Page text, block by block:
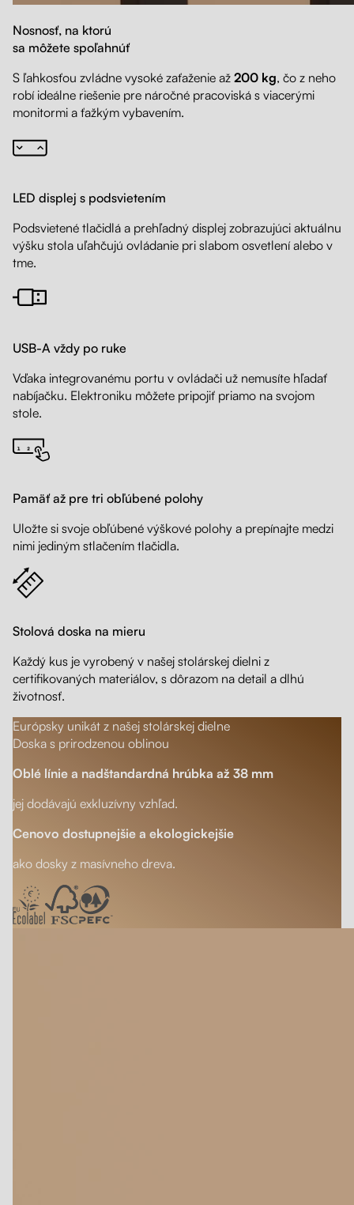
Nosnosť, na ktorú
sa môžete spoľahnúť
S ľahkosťou zvládne vysoké zaťaženie až 200 kg, čo z neho
robí ideálne riešenie pre náročné pracoviská s viacerými
monitormi a ťažkým vybavením.
LED displej s podsvietením
Podsvietené tlačidlá a prehľadný displej zobrazujúci aktuálnu
výšku stola uľahčujú ovládanie pri slabom osvetlení alebo v
tme.
USB-A vždy po ruke
Vďaka integrovanému portu v ovládači už nemusíte hľadať
nabíjačku. Elektroniku môžete pripojiť priamo na svojom
stole.
Pamäť až pre tri obľúbené polohy
Uložte si svoje obľúbené výškové polohy a prepínajte medzi
nimi jediným stlačením tlačidla.
Stolová doska na mieru
Každý kus je vyrobený v našej stolárskej dielni z
certifikovaných materiálov, s dôrazom na detail a dlhú
životnosť.
Európsky unikát z našej stolárskej dielne
Doska s prirodzenou oblinou
Oblé línie a nadštandardná hrúbka až 38 mm
jej dodávajú exkluzívny vzhľad.
Cenovo dostupnejšie a ekologickejšie
ako dosky z masívneho dreva.